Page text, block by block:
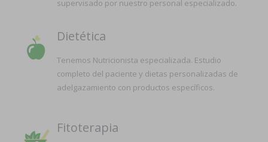
supervisado por nuestro personal especializado.
Dietética
Tenemos Nutricionista especializada. Estudio
completo del paciente y dietas personalizadas de
adelgazamiento con productos específicos.
Fitoterapia